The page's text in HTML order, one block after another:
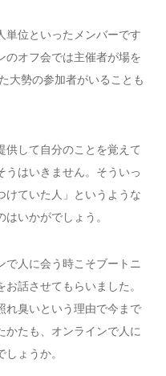
単位といったメンバーです
のオフ会では主催者が場を
大勢の参加者がいることも
供して自分のことを覚えて
うはいきません。そういっ
けていた人」というような
いかがでしょう。
で人に会う時こそブートニ
話させてもらいました。
れ臭いという理由で今まで
かたも、オンラインで人に
ょうか。